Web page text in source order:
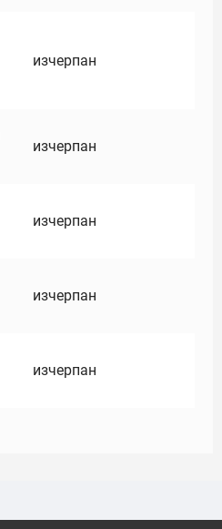
изчерпан
изчерпан
изчерпан
изчерпан
изчерпан